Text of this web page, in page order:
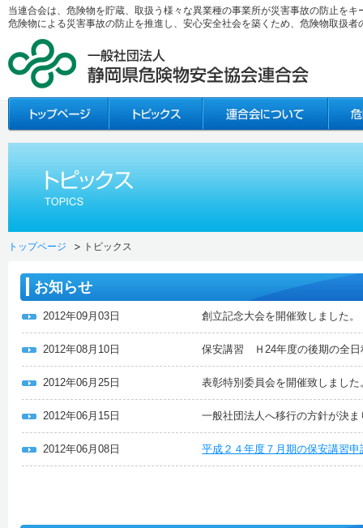
当連合会は、危険物を貯蔵、取扱う様々な異業種の事業所が災害事故の防止を
危険物による災害事故の防止を推進し、安心安全社会を築くため、危険物取扱
トップページ トピックス
お知らせ
2012年09月03日 創立記念大会を開催致しました。
2012年08月10日 保安講習 Ｈ24年度の後期の全日
2012年06月25日 表彰特別委員会を開催致しました
2012年06月15日 一般社団法人へ移行の方針が決ま
2012年06月08日 平成２４年度７月期の保安講習